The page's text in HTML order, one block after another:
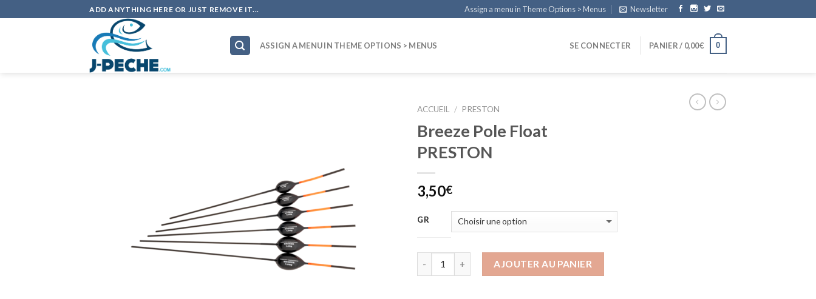
to
ADD ANYTHING HERE OR JUST REMOVE IT... Assign a menu in Theme Options > Menus Newsletter
ASSIGN A MENU IN THEME OPTIONS > MENUS SE CONNECTER PANIER / 0,00€ 0
ACCUEIL / PRESTON
Breeze Pole Float
PRESTON
3,50€
GR
AJOUTER AU PANIER